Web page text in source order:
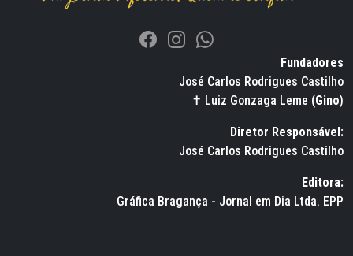
Fundadores
José Carlos Rodrigues Castilho
✝ Luiz Gonzaga Leme (Gino)
Diretor Responsável:
José Carlos Rodrigues Castilho
Editora:
Gráfica Bragança - Jornal em Dia Ltda. EPP